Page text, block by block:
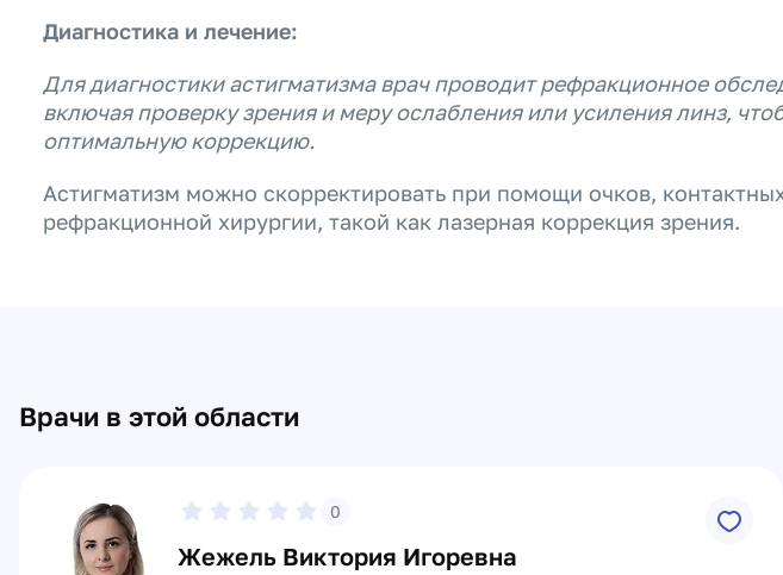
Диагностика и лечение:
Для диагностики астигматизма врач проводит рефракционное
включая проверку зрения и меру ослабления или усиления линз,
оптимальную коррекцию.
Астигматизм можно скорректировать при помощи очков,
рефракционной хирургии, такой как лазерная коррекция зрения.
Врачи в этой области
0
Жежель Виктория Игоревна